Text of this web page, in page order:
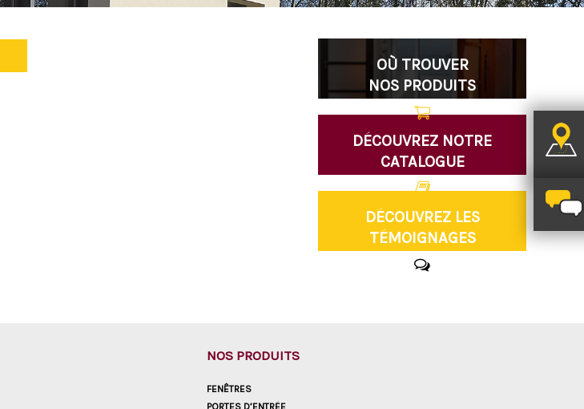
OÙ TROUVER
NOS PRODUITS
DÉCOUVREZ NOTRE
CATALOGUE
DÉCOUVREZ LES
TÉMOIGNAGES
NOS PRODUITS
FENÊTRES
PORTES D’ENTRÉE